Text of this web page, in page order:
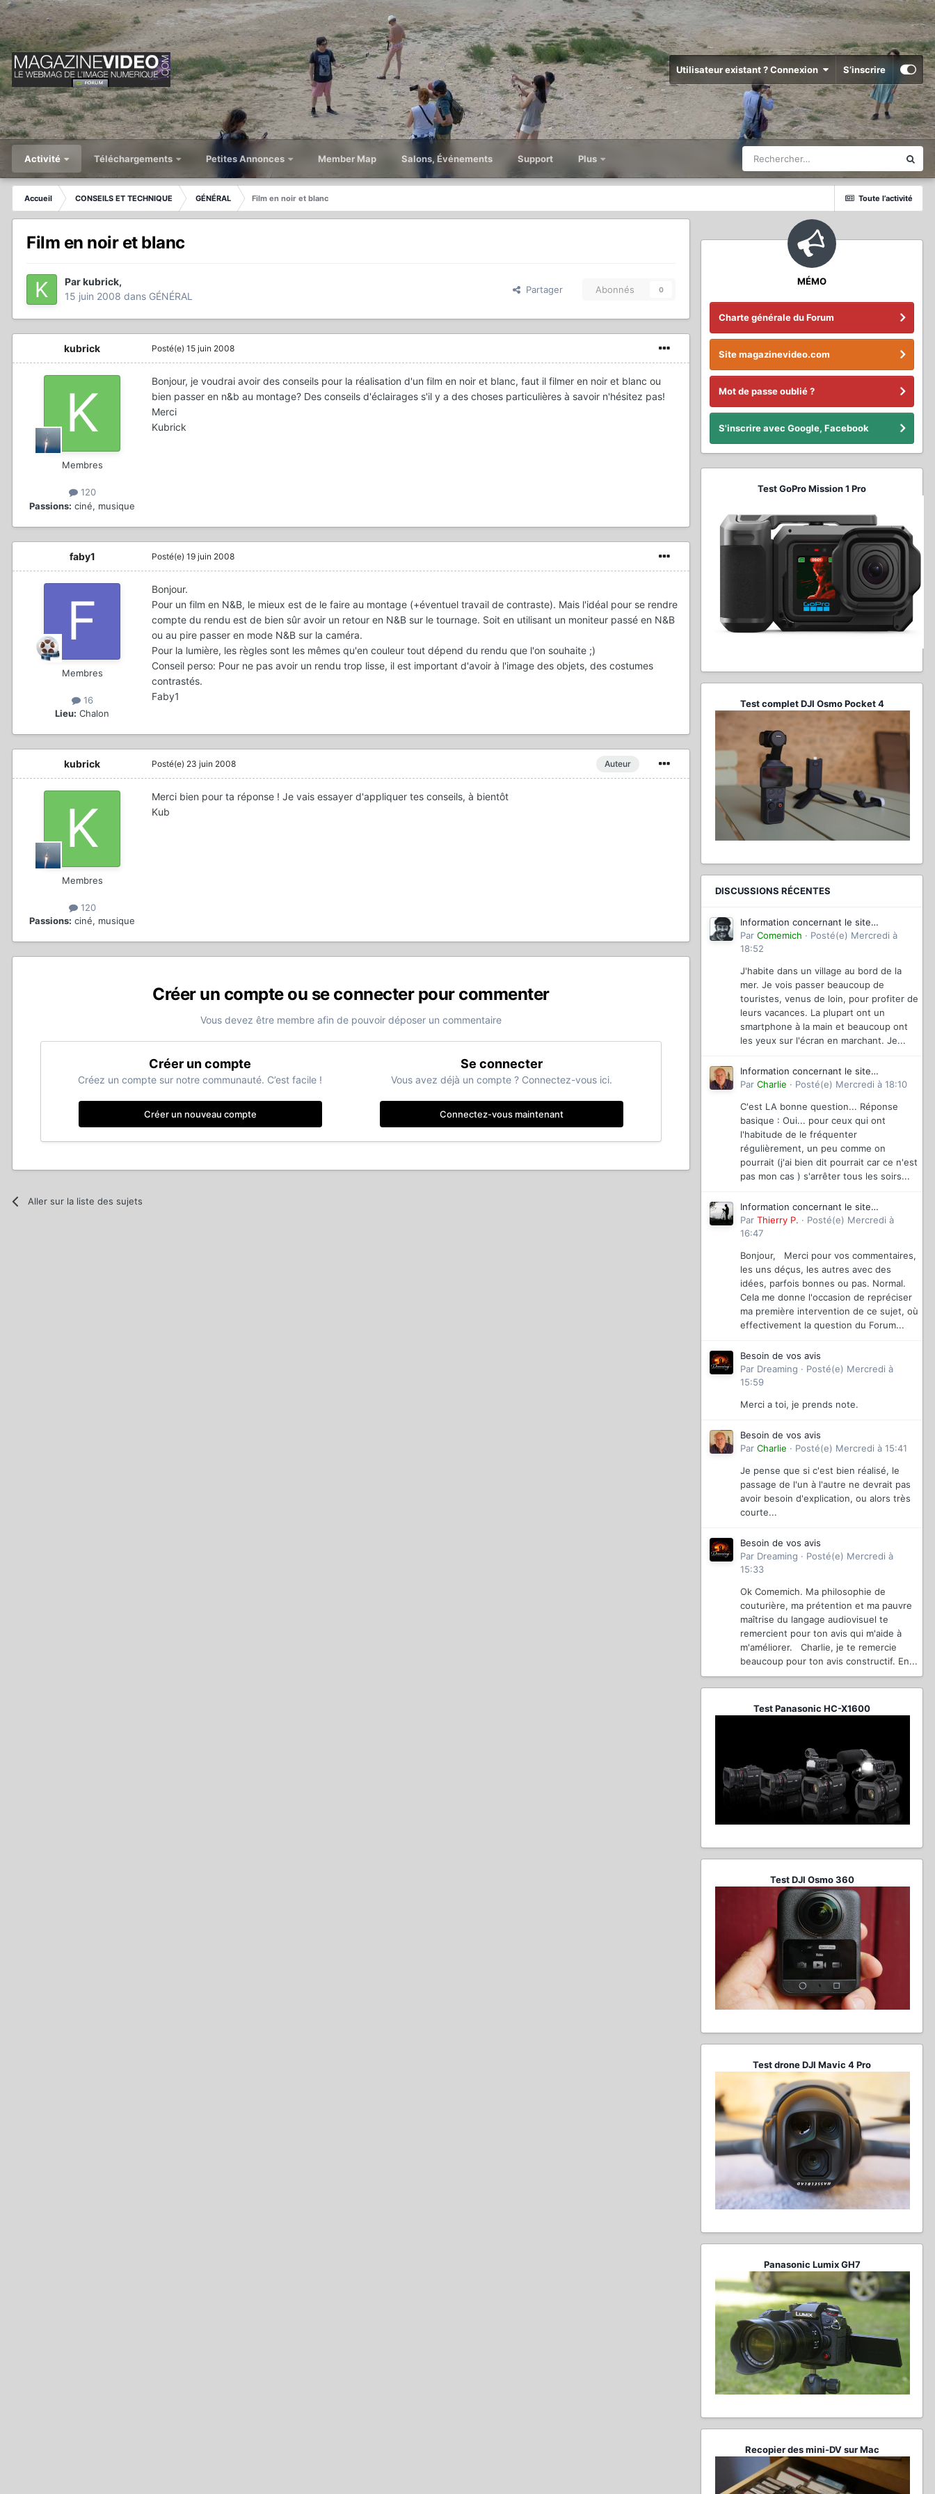
Utilisateur existant ? Connexion S’inscrire
Activité Téléchargements Petites Annonces Member Map Salons, Événements Support Plus
Toute l’activité
Accueil CONSEILS ET TECHNIQUE GÉNÉRAL Film en noir et blanc
Film en noir et blanc
Parkubrick,
15 juin 2008 dans GÉNÉRAL
Partager Abonnés 0
kubrick
Membres
120
Passions: ciné, musique
Posté(e) 15 juin 2008
Bonjour, je voudrai avoir des conseils pour la réalisation d'un film en noir et blanc, faut il filmer en noir et blanc ou
bien passer en n&b au montage? Des conseils d'éclairages s'il y a des choses particulières à savoir n'hésitez pas!
Merci
Kubrick
faby1
Membres
16
Lieu: Chalon
Posté(e) 19 juin 2008
Bonjour.
Pour un film en N&B, le mieux est de le faire au montage (+éventuel travail de contraste). Mais l'idéal pour se rendre
compte du rendu est de bien sûr avoir un retour en N&B sur le tournage. Soit en utilisant un moniteur passé en N&B
ou au pire passer en mode N&B sur la caméra.
Pour la lumière, les règles sont les mêmes qu'en couleur tout dépend du rendu que l'on souhaite ;)
Conseil perso: Pour ne pas avoir un rendu trop lisse, il est important d'avoir à l'image des objets, des costumes
contrastés.
Faby1
kubrick
Membres
120
Passions: ciné, musique
Auteur
Posté(e) 23 juin 2008
Merci bien pour ta réponse ! Je vais essayer d'appliquer tes conseils, à bientôt
Kub
Créer un compte ou se connecter pour commenter
Vous devez être membre afin de pouvoir déposer un commentaire
Créer un compte
Créez un compte sur notre communauté. C’est facile !
Créer un nouveau compte
Se connecter
Vous avez déjà un compte ? Connectez-vous ici.
Connectez-vous maintenant
Aller sur la liste des sujets
MÉMO
Charte générale du Forum
Site magazinevideo.com
Mot de passe oublié ?
S'inscrire avec Google, Facebook
Test GoPro Mission 1 Pro
Test complet DJI Osmo Pocket 4
DISCUSSIONS RÉCENTES
Information concernant le site
magazinevideo
Par Comemich · Posté(e) Mercredi à
18:52
J'habite dans un village au bord de la
mer. Je vois passer beaucoup de
touristes, venus de loin, pour profiter de
leurs vacances. La plupart ont un
smartphone à la main et beaucoup ont
les yeux sur l'écran en marchant. Je...
Information concernant le site
magazinevideo
Par Charlie · Posté(e) Mercredi à 18:10
C'est LA bonne question... Réponse
basique : Oui... pour ceux qui ont
l'habitude de le fréquenter
régulièrement, un peu comme on
pourrait (j'ai bien dit pourrait car ce n'est
pas mon cas ) s'arrêter tous les soirs...
Information concernant le site
magazinevideo
Par Thierry P. · Posté(e) Mercredi à
16:47
Bonjour, Merci pour vos commentaires,
les uns déçus, les autres avec des
idées, parfois bonnes ou pas. Normal.
Cela me donne l'occasion de repréciser
ma première intervention de ce sujet, où
effectivement la question du Forum...
Besoin de vos avis
Par Dreaming · Posté(e) Mercredi à
15:59
Merci a toi, je prends note.
Besoin de vos avis
Par Charlie · Posté(e) Mercredi à 15:41
Je pense que si c'est bien réalisé, le
passage de l'un à l'autre ne devrait pas
avoir besoin d'explication, ou alors très
courte...
Besoin de vos avis
Par Dreaming · Posté(e) Mercredi à
15:33
Ok Comemich. Ma philosophie de
couturière, ma prétention et ma pauvre
maîtrise du langage audiovisuel te
remercient pour ton avis qui m'aide à
m'améliorer. Charlie, je te remercie
beaucoup pour ton avis constructif. En...
Test Panasonic HC-X1600
Test DJI Osmo 360
Test drone DJI Mavic 4 Pro
Panasonic Lumix GH7
Recopier des mini-DV sur Mac